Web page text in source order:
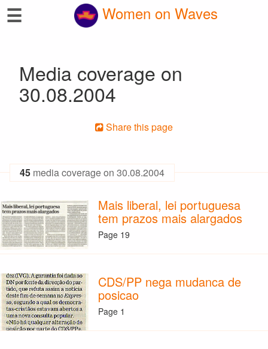
☰ Women on Waves
Media coverage on
30.08.2004
Share this page
45 media coverage on 30.08.2004
Mais liberal, lei portuguesa
tem prazos mais alargados
Page 19
CDS/PP nega mudanca de
posicao
Page 1